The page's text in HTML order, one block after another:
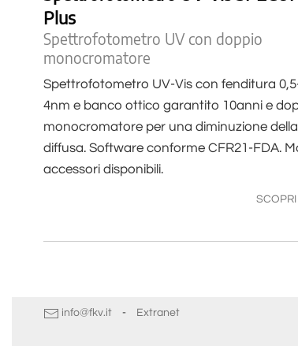
Plus
Spettrofotometro UV con doppio
monocromatore
Spettrofotometro UV-Vis con fenditura
4nm e banco ottico garantito 10anni e
monocromatore per una diminuzione
diffusa. Software conforme CFR21-FDA.
accessori disponibili.
SCOPRI
info@fkv.it - Extranet